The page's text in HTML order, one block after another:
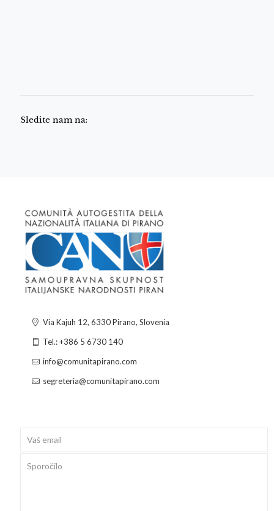
Sledite nam na:
Via Kajuh 12, 6330 Pirano, Slovenia
Tel.: +386 5 6730 140
info@comunitapirano.com
segreteria@comunitapirano.com